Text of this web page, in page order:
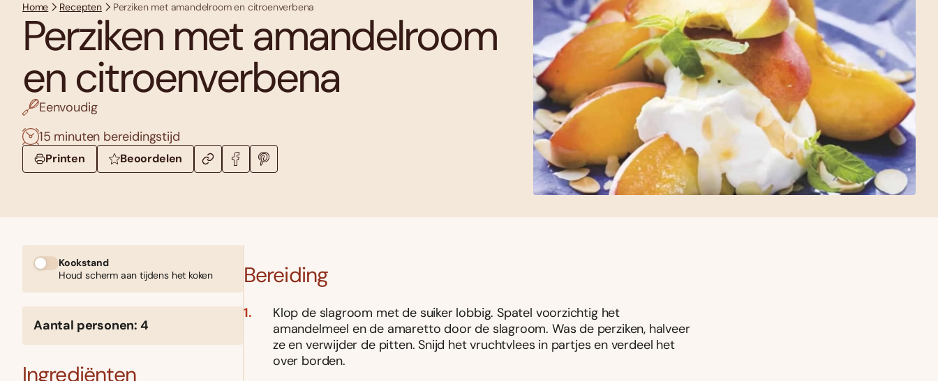
Home Recepten Perziken met amandelroom en citroenverbena
Perziken met amandelroom
en citroenverbena
Eenvoudig
15 minuten bereidingstijd
Printen Beoordelen
Kookstand
Houd scherm aan tijdens het koken
Aantal personen: 4
Ingrediënten
Bereiding
Klop de slagroom met de suiker lobbig. Spatel voorzichtig het
amandelmeel en de amaretto door de slagroom. Was de perziken, halveer
ze en verwijder de pitten. Snijd het vruchtvlees in partjes en verdeel het
over borden.